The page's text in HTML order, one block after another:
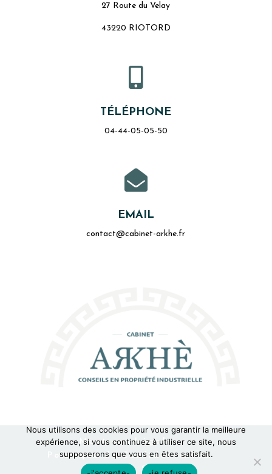
27 Route du Velay
43220 RIOTORD

TÉLÉPHONE
04-44-05-05-50

EMAIL
contact@cabinet-arkhe.fr
Mentions Légales
Politique de Confidentialité
Plan du Site
Nous utilisons des cookies pour vous garantir la meilleure
expérience, si vous continuez à utiliser ce site, nous
supposerons que vous en êtes satisfait.